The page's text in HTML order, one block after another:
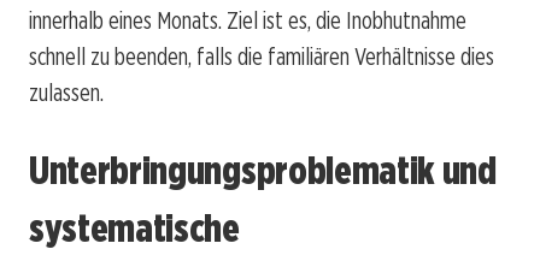
innerhalb eines Monats. Ziel ist es, die Inobhutnahme
schnell zu beenden, falls die familiären Verhältnisse dies
zulassen.
Unterbringungsproblematik und
systematische